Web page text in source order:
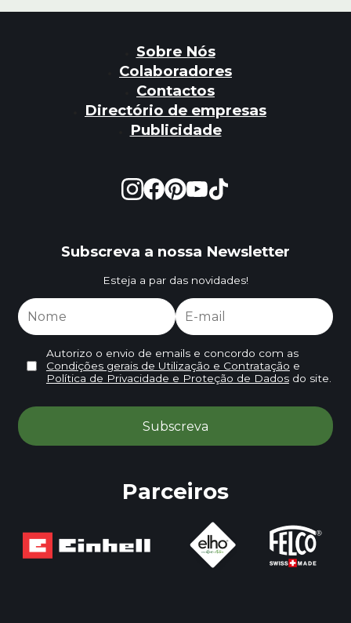
Sobre Nós
Colaboradores
Contactos
Directório de empresas
Publicidade
Subscreva a nossa Newsletter
Esteja a par das novidades!
Autorizo o envio de emails e concordo com as
Condições gerais de Utilização e Contratação e
Política de Privacidade e Proteção de Dadosdo site.
Parceiros